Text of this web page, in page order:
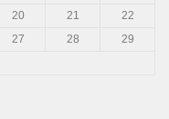
20 21
22
27 28
29